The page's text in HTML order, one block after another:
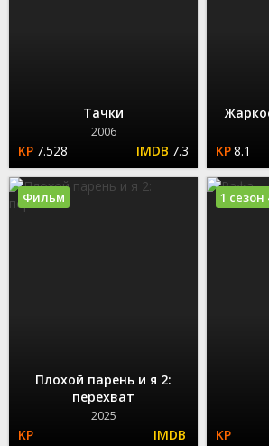
Тачки
2006
7.528 7.3 8.1
Плохой парень и я 2:
перехват
2025
Фильм 1 сезон